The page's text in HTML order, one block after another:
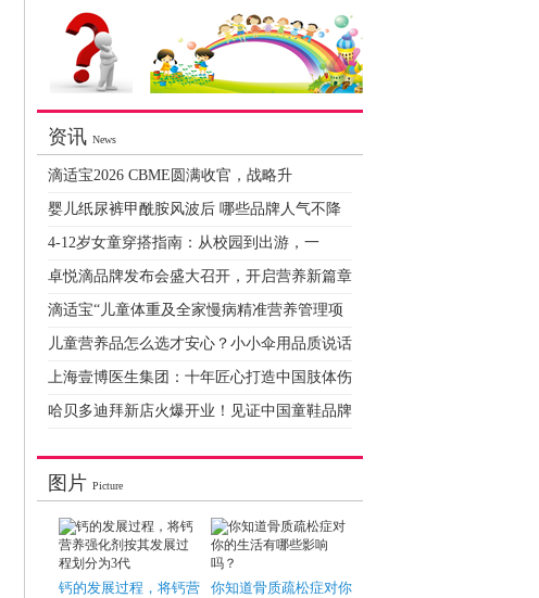
资讯 News
滴适宝2026 CBME圆满收官，战略升
婴儿纸尿裤甲酰胺风波后 哪些品牌人气不降
4-12岁女童穿搭指南：从校园到出游，一
卓悦滴品牌发布会盛大召开，开启营养新篇章
滴适宝“儿童体重及全家慢病精准营养管理项
儿童营养品怎么选才安心？小小伞用品质说话
上海壹博医生集团：十年匠心打造中国肢体伤
哈贝多迪拜新店火爆开业！见证中国童鞋品牌
图片 Picture
钙的发展过程，将钙营
你知道骨质疏松症对你